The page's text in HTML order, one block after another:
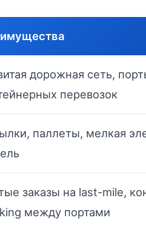
дорожная сеть,
перевозок
паллеты, мелкая
заказы на last-mile,
между портами